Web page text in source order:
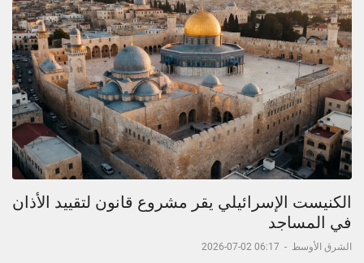
الكنيست الإسرائيلي يقر مشروع قانون لتقييد الأذان
في المساجد
الشرق الأوسط -
06:17 02-07-2026